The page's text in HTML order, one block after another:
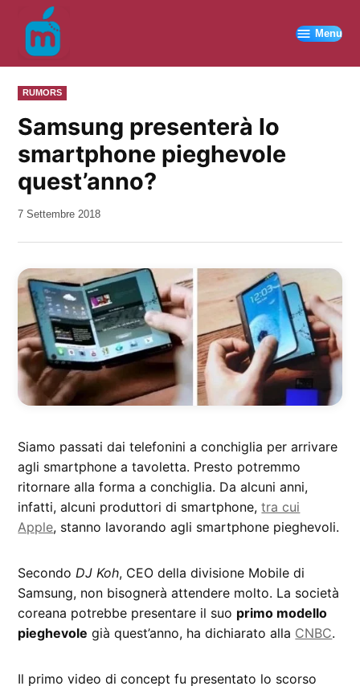
contenuto
Menu
PUBBLICATO
IN
RUMORS
Samsung presenterà lo
smartphone pieghevole
quest’anno?
da
7 Settembre 2018
Siamo passati dai telefonini a conchiglia per arrivare
agli smartphone a tavoletta. Presto potremmo
ritornare alla forma a conchiglia. Da alcuni anni,
infatti, alcuni produttori di smartphone,tra cui
Apple, stanno lavorando agli smartphone pieghevoli.
SecondoDJ Koh, CEO della divisione Mobile di
Samsung, non bisognerà attendere molto. La società
coreana potrebbe presentare il suo primo modello
pieghevole già quest’anno, ha dichiarato alla CNBC.
Il primo video di concept fu presentato lo scorso